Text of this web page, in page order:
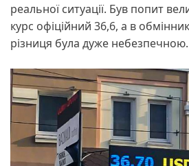
реальної ситуації. Був попит
курс офіційний 36,6, а в
різниця була дуже небезпечною.